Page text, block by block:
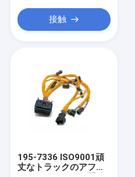
接触
195-7336 ISO9001頑
丈なトラックのアフタ